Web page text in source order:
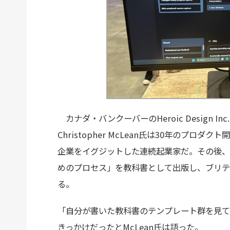
カナダ・バンクーバーのHeroic Design
Christopher McLean氏は30年のプロダクト
企業をイグジットした連続起業家だ。その後
めのプロセス」を教科書として出版し、ブリ
る。
「自分が書いた教科書のテンプレート群を
きっかけだったとMcLean氏は語った。